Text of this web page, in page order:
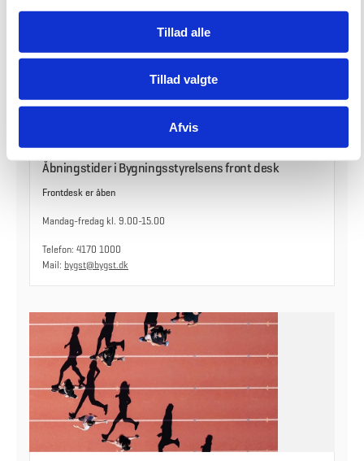
Tillad alle
Tillad valgte
Afvis
Hvis du har spørgsmål til en indmelding, eller hvis du er i tvivl om,
hvordan du opretter én, så kan du kontakte Coors Center of
Åbningstider i Bygningsstyrelsens front desk
Frontdesk er åben
Mandag-fredag kl. 9.00-15.00
Telefon: 4170 1000
Mail: bygst@bygst.dk